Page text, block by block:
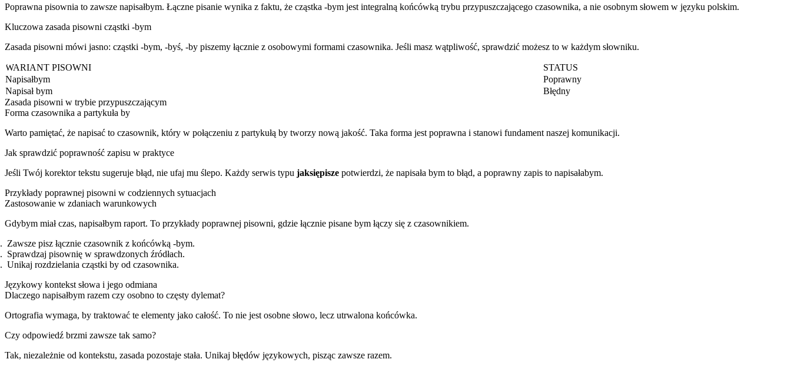
Poprawna pisownia to zawsze napisałbym. Łączne pisanie wynika z faktu, że cząstka -bym jest integralną końcówką trybu przypuszczającego czasownika, a nie osobnym słowem w języku polskim.
Kluczowa zasada pisowni cząstki -bym
Zasada pisowni mówi jasno: cząstki -bym, -byś, -by piszemy łącznie z osobowymi formami czasownika. Jeśli masz wątpliwość, sprawdzić możesz to w każdym słowniku.
WARIANT PISOWNI
STATUS
Napisałbym
Poprawny
Napisał bym
Błędny
Zasada pisowni w trybie przypuszczającym
Forma czasownika a partykuła by
Warto pamiętać, że napisać to czasownik, który w połączeniu z partykułą by tworzy nową jakość. Taka forma jest poprawna i stanowi fundament naszej komunikacji.
Jak sprawdzić poprawność zapisu w praktyce
Jeśli Twój korektor tekstu sugeruje błąd, nie ufaj mu ślepo. Każdy serwis typu jaksiępisze potwierdzi, że napisała bym to błąd, a poprawny zapis to napisałabym.
Przykłady poprawnej pisowni w codziennych sytuacjach
Zastosowanie w zdaniach warunkowych
Gdybym miał czas, napisałbym raport. To przykłady poprawnej pisowni, gdzie łącznie pisane bym łączy się z czasownikiem.
Zawsze pisz łącznie czasownik z końcówką -bym.
Sprawdzaj pisownię w sprawdzonych źródłach.
Unikaj rozdzielania cząstki by od czasownika.
Językowy kontekst słowa i jego odmiana
Dlaczego napisałbym razem czy osobno to częsty dylemat?
Ortografia wymaga, by traktować te elementy jako całość. To nie jest osobne słowo, lecz utrwalona końcówka.
Czy odpowiedź brzmi zawsze tak samo?
Tak, niezależnie od kontekstu, zasada pozostaje stała. Unikaj błędów językowych, pisząc zawsze razem.